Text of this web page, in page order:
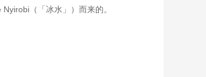
（「冰水」）而来的。